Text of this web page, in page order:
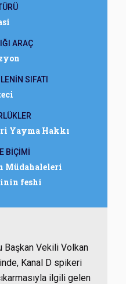
ARAÇ
SIFATI
Yayma Hakkı
BİÇİMİ
Müdahaleleri
feshi
Başkan Vekili Volkan
Kanal D spikeri
ilgili gelen